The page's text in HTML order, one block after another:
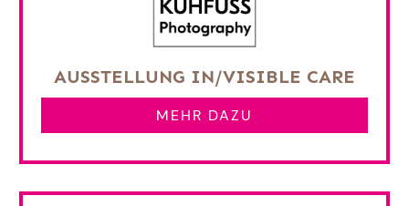
AUSSTELLUNG IN/VISIBLE CARE
MEHR DAZU